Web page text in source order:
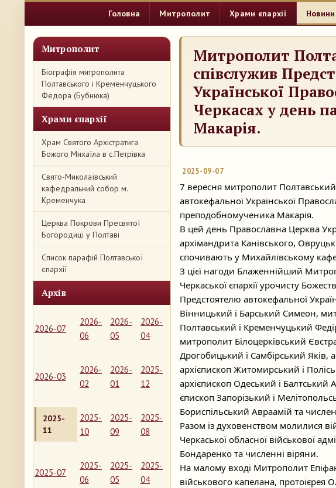
Головна Митрополит Храми єпархії Новини
Митрополит
Біографія митрополита
Полтавського і Кременчуцького
Федора (Бубнюка)
Храми єпархії
Храм Святого Архістратига
Божого Михаїла в с.Петрівка
Свято-Миколаївський
кафедральний собор м.
Кременчука
Церква Покрови Пресвятої
Богородиці у Полтаві
Список парафій Полтавської
єпархії
Архів
2026-07
2026-
06
2026-
05
2026-
04
2026-03
2026-
02
2026-
01
2025-
12
2025-
11
2025-
10
2025-
09
2025-
08
2025-07
2025-
06
2025-
05
2025-
04
Митрополит
співслужив
Української
Черкасах у день
Макарія.
2025-09-07
7 вересня митрополит
автокефальної Української
преподобномученика Макарія.
В цей день Православна Церква
архімандрита Канівського,
спочивають у Михайлівському
З цієї нагоди Блаженнійший
Черкаської єпархії урочисту
Предстоятелю автокефальної
Вінницький і Барський Симеон,
Полтавський і Кременчуцький
митрополит Білоцерківський
Дрогобицький і Самбірський Яків,
архієпископ Житомирський і
архієпископ Одеський і
єпископ Запорізький і
Бориспільський Авраамій та
Разом із духовенством молилися
Черкаської обласної військової
Бондаренко та численні віряни.
На малому вході Митрополит
військового капелана, протоієрея